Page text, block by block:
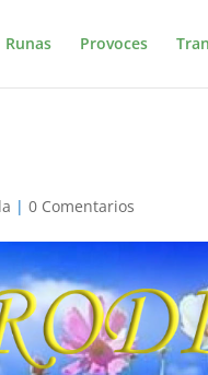
Runas Provoces
|0 Comentarios